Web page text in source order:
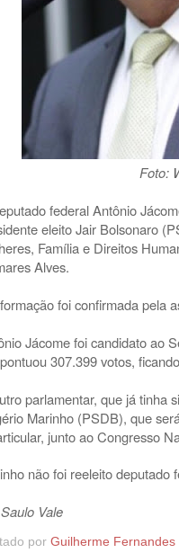
Foto:
federal Antônio
eleito Jair Bolsonaro
Família e Direitos
Alves.
foi confirmada pela
Jácome foi candidato ao
307.399 votos,
parlamentar, que já tinha
Marinho (PSDB), que
junto ao Congresso
não foi reeleito deputado
Vale
por Guilherme Fernandes